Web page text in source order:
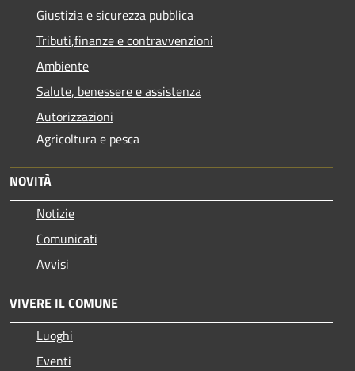
Giustizia e sicurezza pubblica
Tributi,finanze e contravvenzioni
Ambiente
Salute, benessere e assistenza
Autorizzazioni
Agricoltura e pesca
NOVITÀ
Notizie
Comunicati
Avvisi
VIVERE IL COMUNE
Luoghi
Eventi